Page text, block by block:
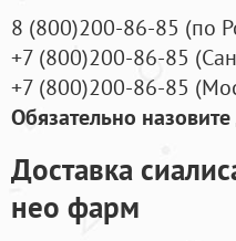
8 (800)200-86-85 (по
+7 (800)200-86-85 (
+7 (800)200-86-85 (
Обязательно
Доставка
нео фарм